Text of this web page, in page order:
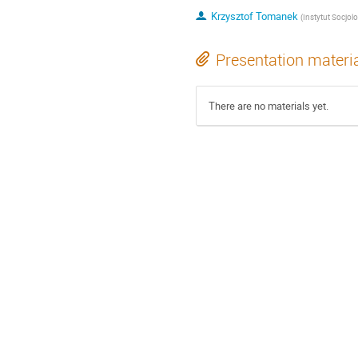
Krzysztof Tomanek (Instytut Socjologii, Wydział
Presentation
There are no materials yet.